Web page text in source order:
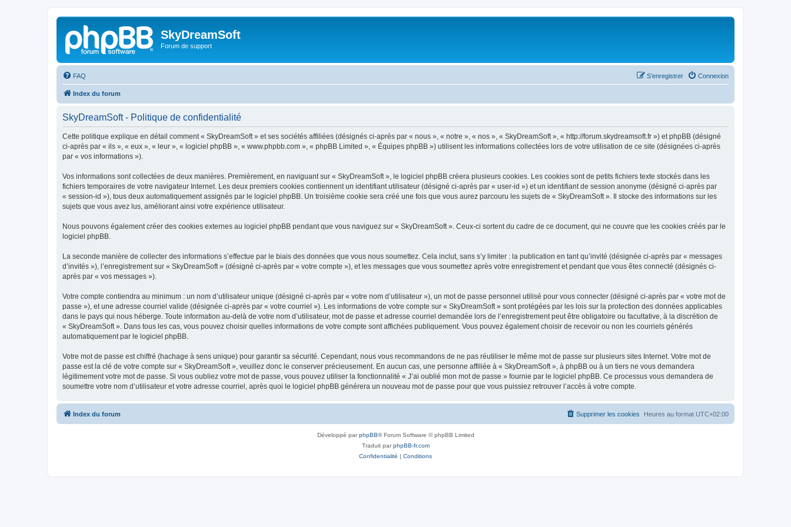
SkyDreamSoft
Forum de support
FAQ Connexion
S’enregistrer
Index du forum
SkyDreamSoft - Politique de confidentialité
Cette politique explique en détail comment « SkyDreamSoft » et ses sociétés affiliées (désignés ci-après par « nous », « notre », « nos », « SkyDreamSoft », « http://forum.skydreamsoft.fr ») et phpBB (désigné
ci-après par « ils », « eux », « leur », « logiciel phpBB », « www.phpbb.com », « phpBB Limited », « Équipes phpBB ») utilisent les informations collectées lors de votre utilisation de ce site (désignées ci-après
par « vos informations »).
Vos informations sont collectées de deux manières. Premièrement, en naviguant sur « SkyDreamSoft », le logiciel phpBB créera plusieurs cookies. Les cookies sont de petits fichiers texte stockés dans les
fichiers temporaires de votre navigateur Internet. Les deux premiers cookies contiennent un identifiant utilisateur (désigné ci-après par « user-id ») et un identifiant de session anonyme (désigné ci-après par
« session-id »), tous deux automatiquement assignés par le logiciel phpBB. Un troisième cookie sera créé une fois que vous aurez parcouru les sujets de « SkyDreamSoft ». Il stocke des informations sur les
sujets que vous avez lus, améliorant ainsi votre expérience utilisateur.
Nous pouvons également créer des cookies externes au logiciel phpBB pendant que vous naviguez sur « SkyDreamSoft ». Ceux-ci sortent du cadre de ce document, qui ne couvre que les cookies créés par le
logiciel phpBB.
La seconde manière de collecter des informations s’effectue par le biais des données que vous nous soumettez. Cela inclut, sans s’y limiter : la publication en tant qu’invité (désignée ci-après par « messages
d’invités »), l’enregistrement sur « SkyDreamSoft » (désigné ci-après par « votre compte »), et les messages que vous soumettez après votre enregistrement et pendant que vous êtes connecté (désignés ci-
après par « vos messages »).
Votre compte contiendra au minimum : un nom d’utilisateur unique (désigné ci-après par « votre nom d’utilisateur »), un mot de passe personnel utilisé pour vous connecter (désigné ci-après par « votre mot de
passe »), et une adresse courriel valide (désignée ci-après par « votre courriel »). Les informations de votre compte sur « SkyDreamSoft » sont protégées par les lois sur la protection des données applicables
dans le pays qui nous héberge. Toute information au-delà de votre nom d’utilisateur, mot de passe et adresse courriel demandée lors de l’enregistrement peut être obligatoire ou facultative, à la discrétion de
« SkyDreamSoft ». Dans tous les cas, vous pouvez choisir quelles informations de votre compte sont affichées publiquement. Vous pouvez également choisir de recevoir ou non les courriels générés
automatiquement par le logiciel phpBB.
Votre mot de passe est chiffré (hachage à sens unique) pour garantir sa sécurité. Cependant, nous vous recommandons de ne pas réutiliser le même mot de passe sur plusieurs sites Internet. Votre mot de
passe est la clé de votre compte sur « SkyDreamSoft », veuillez donc le conserver précieusement. En aucun cas, une personne affiliée à « SkyDreamSoft », à phpBB ou à un tiers ne vous demandera
légitimement votre mot de passe. Si vous oubliez votre mot de passe, vous pouvez utiliser la fonctionnalité « J’ai oublié mon mot de passe » fournie par le logiciel phpBB. Ce processus vous demandera de
soumettre votre nom d’utilisateur et votre adresse courriel, après quoi le logiciel phpBB générera un nouveau mot de passe pour que vous puissiez retrouver l’accès à votre compte.
Index du forum Heures au format UTC+02:00
Supprimer les cookies
Développé parphpBB® Forum Software © phpBB Limited
Traduit parphpBB-fr.com
Confidentialité | Conditions